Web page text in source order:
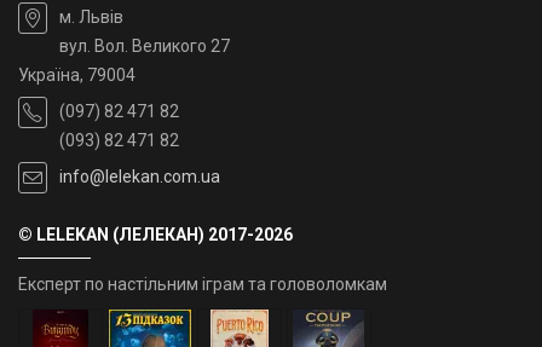
м. Львів
вул. Вол. Великого 27
Україна, 79004
(097) 82 471 82
(093) 82 471 82
info@lelekan.com.ua
© LELEKAN (ЛЕЛЕКАН) 2017-2026
Експерт по настільним іграм та головоломкам